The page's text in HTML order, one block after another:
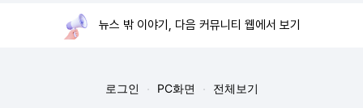
뉴스 밖 이야기, 다음 커뮤니티 웹에서 보기
로그인 PC화면 전체보기